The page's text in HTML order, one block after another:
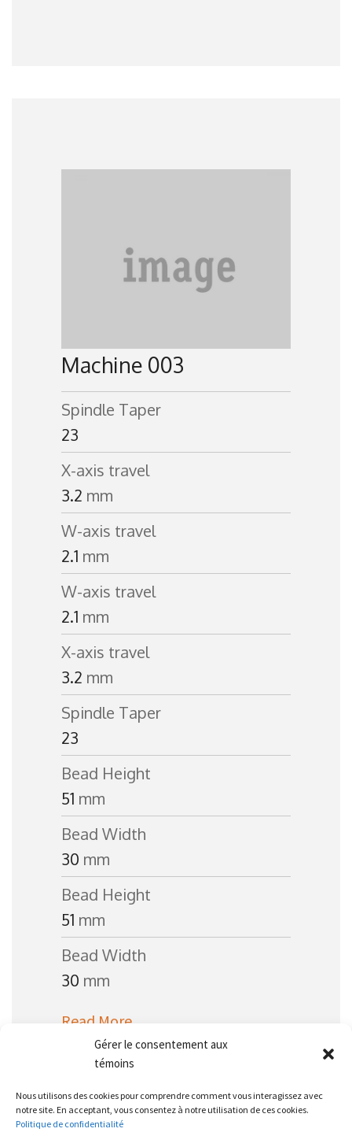
Gérer le consentement aux
témoins
Nous utilisons des cookies pour comprendre comment vous interagissez avec
notre site. En acceptant, vous consentez à notre utilisation de ces cookies.
Politique de confidentialité
Machine 003
Spindle Taper
23
X-axis travel
3.2 mm
W-axis travel
2.1 mm
W-axis travel
2.1 mm
X-axis travel
3.2 mm
Spindle Taper
23
Bead Height
51 mm
Bead Width
30 mm
Bead Height
51 mm
Bead Width
30 mm
Read More